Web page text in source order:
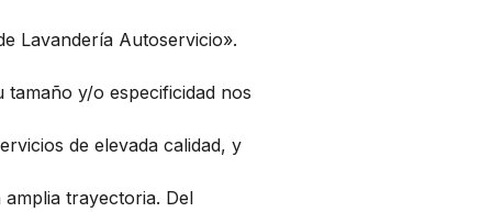
Lavandería Autoservicio».
y/o especificidad nos
de elevada calidad, y
trayectoria. Del